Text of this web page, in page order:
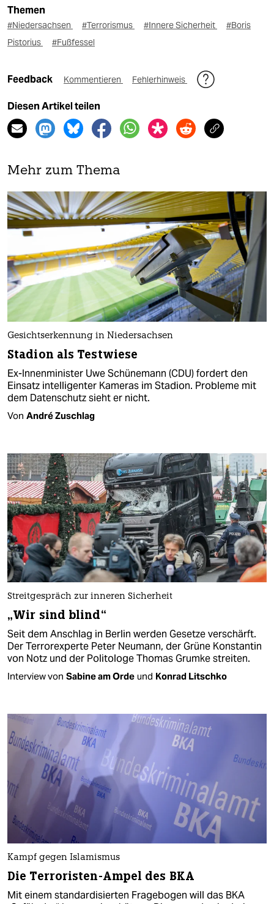
Themen
#Niedersachsen #Terrorismus #Innere Sicherheit
#Boris
Pistorius
#Fußfessel
Feedback Kommentieren Fehlerhinweis
Diesen Artikel teilen
Mehr zum Thema
Gesichtserkennung in Niedersachsen
Stadion als Testwiese
Ex-Innenminister Uwe Schünemann (CDU) fordert den
Einsatz intelligenter Kameras im Stadion. Probleme mit
dem Datenschutz sieht er nicht.
Von André Zuschlag
Streitgespräch zur inneren Sicherheit
„Wir sind blind“
Seit dem Anschlag in Berlin werden Gesetze verschärft.
Der Terrorexperte Peter Neumann, der Grüne Konstantin
von Notz und der Politologe Thomas Grumke streiten.
Interview von Sabine am Orde und Konrad Litschko
Kampf gegen Islamismus
Die Terroristen-Ampel des BKA
Mit einem standardisierten Fragebogen will das BKA